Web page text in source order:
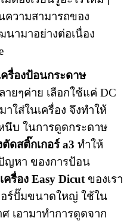
ความสามารถของ
นามาอย่างต่อเนื่อง
ครื่องป้อนกระดาษ
ายๆค่าย เลือกใช้แค่ DC
ใส่ในเครื่อง จึงทำให้
บ ในการดูดกระดาษ
ตัดสติ๊กเกอร์ a3ทำให้
ญหา ของการป้อน
เครื่อง Easy Dicutของเรา
อร์ปั๊มขนาดใหญ่ ใช้ใน
เอามาทำการดูดจาก